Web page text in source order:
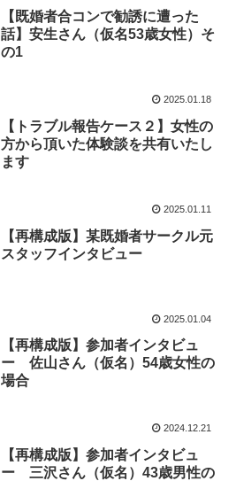
【既婚者合コンで勧誘に遭った
話】安生さん（仮名53歳女性）そ
の1
2025.01.18
【トラブル報告ケース２】女性の
方から頂いた体験談を共有いたし
ます
2025.01.11
【再構成版】某既婚者サークル元
スタッフインタビュー
2025.01.04
【再構成版】参加者インタビュ
ー 佐山さん（仮名）54歳女性の
場合
2024.12.21
【再構成版】参加者インタビュ
ー 三沢さん（仮名）43歳男性の